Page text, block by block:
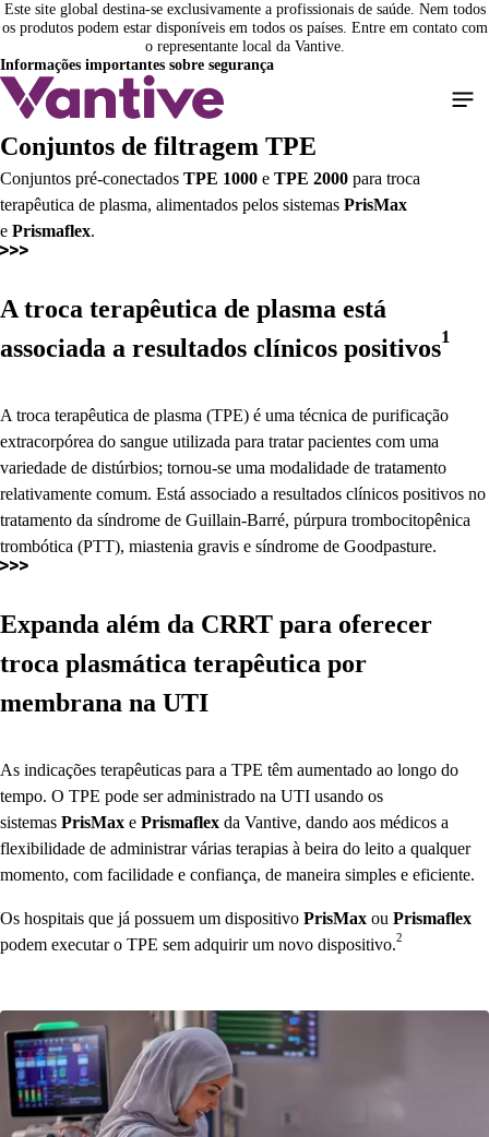
Pular
para
o
conteúdo
principal
Este site global destina-se exclusivamente a profissionais de saúde. Nem todos
os produtos podem estar disponíveis em todos os países. Entre em contato com
o representante local da Vantive.
Informações importantes sobre segurança
Conjuntos de filtragem TPE
Conjuntos pré-conectados TPE 1000 e TPE 2000 para troca
terapêutica de plasma, alimentados pelos sistemas PrisMax
e Prismaflex.
A troca terapêutica de plasma está
associada a resultados clínicos positivos1
A troca terapêutica de plasma (TPE) é uma técnica de purificação
extracorpórea do sangue utilizada para tratar pacientes com uma
variedade de distúrbios; tornou-se uma modalidade de tratamento
relativamente comum. Está associado a resultados clínicos positivos no
tratamento da síndrome de Guillain-Barré, púrpura trombocitopênica
trombótica (PTT), miastenia gravis e síndrome de Goodpasture.
Expanda além da CRRT para oferecer
troca plasmática terapêutica por
membrana na UTI
As indicações terapêuticas para a TPE têm aumentado ao longo do
tempo. O TPE pode ser administrado na UTI usando os
sistemas PrisMax e Prismaflex da Vantive, dando aos médicos a
flexibilidade de administrar várias terapias à beira do leito a qualquer
momento, com facilidade e confiança, de maneira simples e eficiente.
Os hospitais que já possuem um dispositivo PrisMax ou Prismaflex
podem executar o TPE sem adquirir um novo dispositivo.2